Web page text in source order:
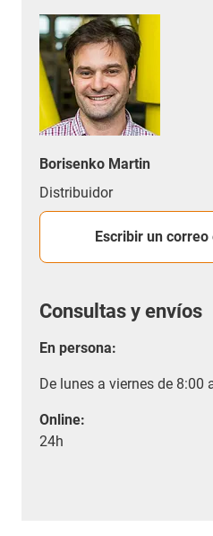
Borisenko Martin
Distribuidor
Escribir un
Consultas y envíos
En persona:
De lunes a viernes de 8:00
Online:
24h